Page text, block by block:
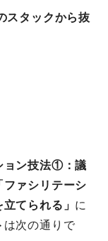
タックから抜
ョン技法①：議
ファシリテーシ
てられる」 に
は次の通りで